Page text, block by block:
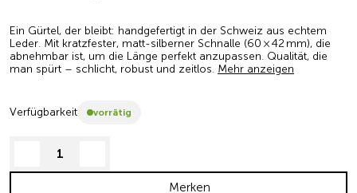
Ein Gürtel, der bleibt: handgefertigt in der Schweiz aus echtem
Leder. Mit kratzfester, matt-silberner Schnalle (60 × 42 mm), die
abnehmbar ist, um die Länge perfekt anzupassen. Qualität, die
man spürt – schlicht, robust und zeitlos. Mehr anzeigen
Verfügbarkeit vorrätig
decrease quantity
Merken